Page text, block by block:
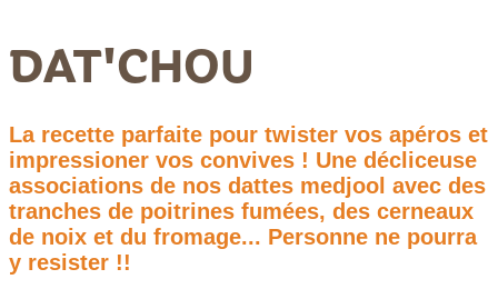
DAT'CHOU
La recette parfaite pour twister vos apéros et
impressioner vos convives ! Une décliceuse
associations de nos dattes medjool avec des
tranches de poitrines fumées, des cerneaux
de noix et du fromage... Personne ne pourra
y resister !!